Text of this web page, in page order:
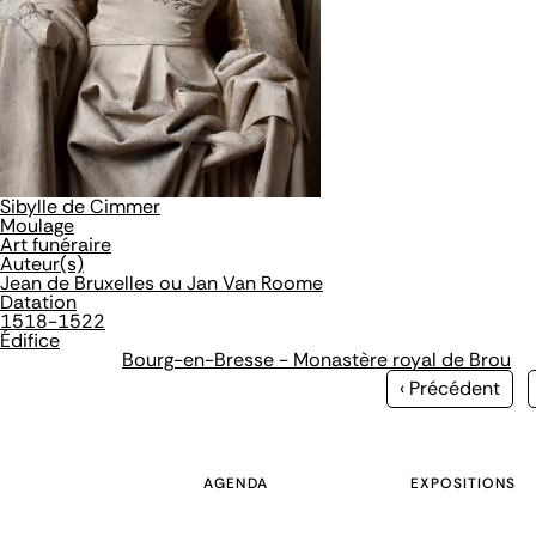
Sibylle de Cimmer
Moulage
Art funéraire
Auteur(s)
Jean de Bruxelles ou Jan Van Roome
Datation
1518-1522
Édifice
Bourg-en-Bresse - Monastère royal de Brou
Page
‹ Précédent
AGENDA EXPOSITIONS